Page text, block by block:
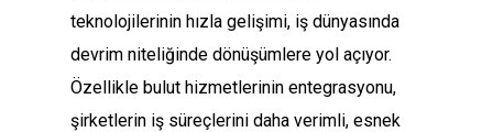
teknolojilerinin hızla gelişimi, iş dünyasında
devrim niteliğinde dönüşümlere yol açıyor.
Özellikle bulut hizmetlerinin entegrasyonu,
şirketlerin iş süreçlerini daha verimli, esnek